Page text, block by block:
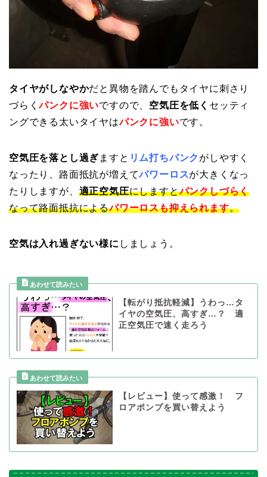
タイヤがしなやかだと異物を踏んでもタイヤに刺さり
づらくパンクに強いですので、 空気圧を低く セッティ
ングできる太いタイヤはパンクに強いです。
空気圧を落とし過ぎ ますと リム打ちパンク がしやすく
なったり、路面抵抗が増えてパワーロスが大きくなっ
たりしますが、 適正空気圧にしますとパンクしづらく
なって路面抵抗によるパワーロスも抑えられます。
空気は入れ過ぎない様に しましょう。
【転がり抵抗軽減】うわっ…タ
イヤの空気圧、高すぎ…？ 適
正空気圧で速く走ろう
【レビュー】使って感激！ フ
ロアポンプを買い替えよう